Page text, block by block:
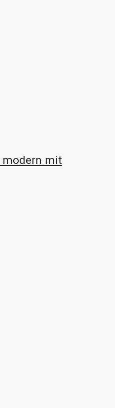
modern mit